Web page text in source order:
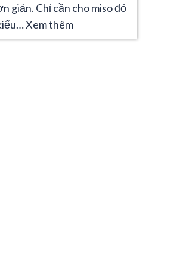
giản. Chỉ cần cho miso đỏ
Xem thêm